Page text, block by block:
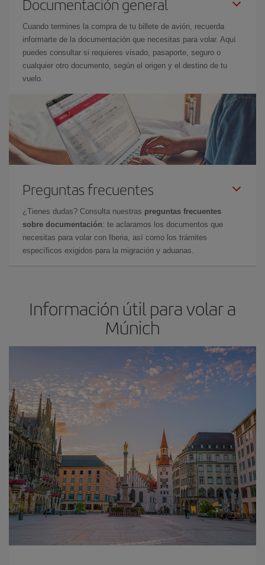
Documentación general
Cuando termines la compra de tu billete de avión, recuerda
informarte de la documentación que necesitas para volar. Aquí
puedes consultar si requieres visado, pasaporte, seguro o
cualquier otro documento, según el origen y el destino de tu
vuelo.
Preguntas frecuentes
¿Tienes dudas? Consulta nuestras preguntas frecuentes
sobre documentación: te aclaramos los documentos que
necesitas para volar con Iberia, así como los trámites
específicos exigidos para la migración y aduanas.
Información útil para volar a
Múnich